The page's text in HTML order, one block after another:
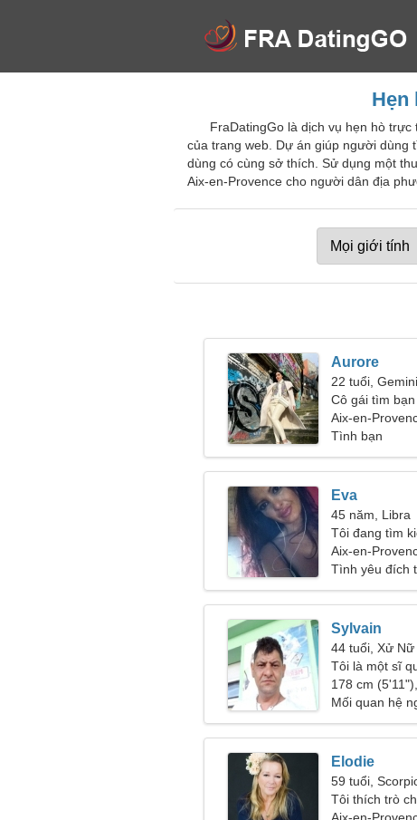
Hẹn
FraDatingGo là dịch vụ hẹn hò
của trang web. Dự án giúp người dùng
dùng có cùng sở thích. Sử dụng một
Aix-en-Provence cho người dân địa
Aurore
22 tuổi, Gemini
Cô gái tìm
Aix-en-
Tình bạn
Eva
45 năm, Libra
Tôi đang tìm
mẽ
Aix-en-
Tình yêu đích
Sylvain
44 tuổi, Xử Nữ
Tôi là một sĩ
một người
178 cm
Mối quan hệ
Elodie
59 tuổi,
Tôi thích trò